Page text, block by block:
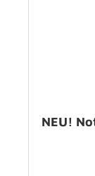
NEU!